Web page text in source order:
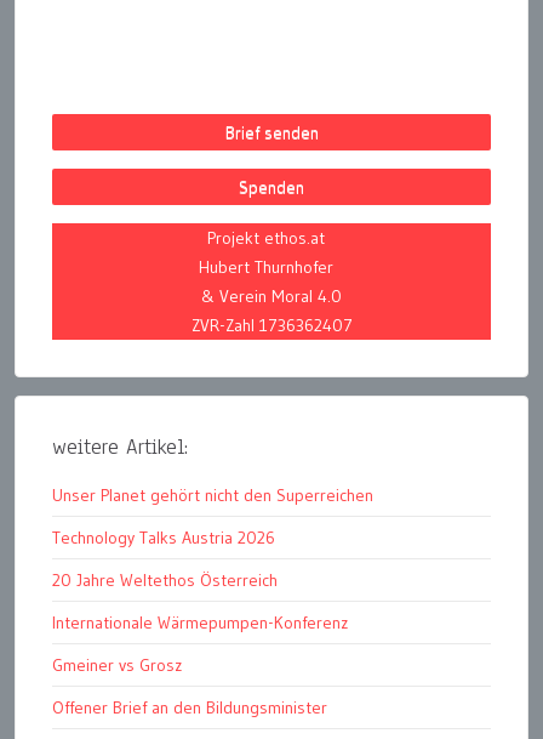
Brief senden
Spenden
Projekt ethos.at
Hubert Thurnhofer
& Verein Moral 4.0
ZVR-Zahl 1736362407
weitere Artikel:
Unser Planet gehört nicht den Superreichen
Technology Talks Austria 2026
20 Jahre Weltethos Österreich
Internationale Wärmepumpen-Konferenz
Gmeiner vs Grosz
Offener Brief an den Bildungsminister